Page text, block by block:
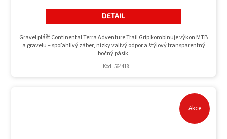
DETAIL
Gravel plášť Continental Terra Adventure Trail Grip kombinuje výkon MTB
a gravelu – spoľahlivý záber, nízky valivý odpor a štýlový transparentný
bočný pásik.
Kód: 564418
Akce